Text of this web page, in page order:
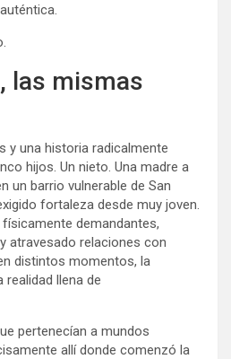
las mismas
y una historia radicalmente
hijos. Un nieto. Una madre a
un barrio vulnerable de San
fortaleza desde muy joven.
demandantes,
atravesado relaciones con
distintos momentos, la
llena de
pertenecían a mundos
allí donde comenzó la